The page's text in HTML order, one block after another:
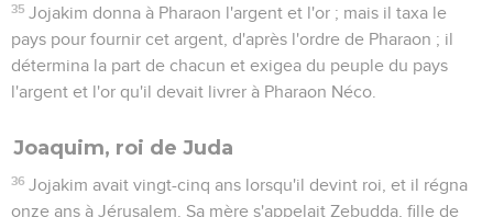
35 Jojakim donna à Pharaon l'argent et l'or ; mais il taxa le
pays pour fournir cet argent, d'après l'ordre de Pharaon ; il
détermina la part de chacun et exigea du peuple du pays
l'argent et l'or qu'il devait livrer à Pharaon Néco.
Joaquim, roi de Juda
36 Jojakim avait vingt-cinq ans lorsqu'il devint roi, et il régna
onze ans à Jérusalem. Sa mère s'appelait Zebudda, fille de